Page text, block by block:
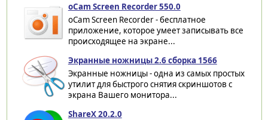
oCam Screen Recorder 550.0
oCam Screen Recorder - бесплатное
приложение, которое умеет записывать все
происходящее на экране...
Экранные ножницы 2.6 сборка 1566
Экранные ножницы - одна из самых простых
утилит для быстрого снятия скриншотов с
экрана Вашего монитора...
ShareX 20.2.0